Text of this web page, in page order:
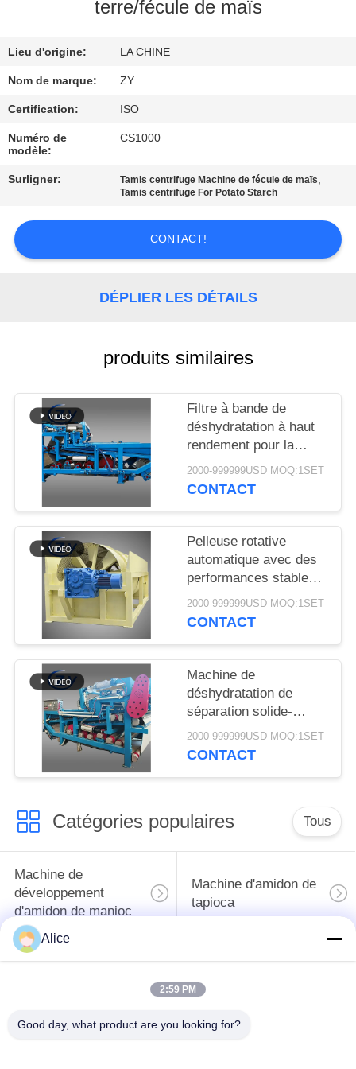
DE
QUALITÉ
CONTACTEZ-
NOUS
DEMANDEZ
DU
SITE
PRIVACY
POLICY
terre/fécule de maïs
Lieu d'origine: LA CHINE
Nom de marque: ZY
Certification: ISO
Numéro de
modèle:
CS1000
Surligner: Tamis centrifuge Machine de fécule de maïs,
Tamis centrifuge For Potato Starch
CONTACT!
DÉPLIER LES DÉTAILS
produits similaires
Filtre à bande de
déshydratation à haut
rendement pour la
déshydratation stable
des boues dans les
l'amidon de manioc
2000-999999USD MOQ:1SET
CONTACT
Pelleuse rotative
automatique avec des
performances stables
pour la production
d'amidon de manioc et
2000-999999USD MOQ:1SET
CONTACT
Machine de
déshydratation de
séparation solide-
liquide à ceinture
économe en énergie
2000-999999USD MOQ:1SET
CONTACT
Catégories populaires Tous
Machine de
développement
d'amidon de manioc
Machine d'amidon de
tapioca
Machine de
farine de manioc
Alice
2:59 PM
Good day, what product are you looking for?